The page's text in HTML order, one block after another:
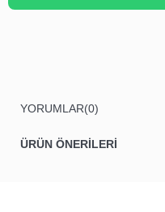
YORUMLAR(0)
ÜRÜN ÖNERILERI